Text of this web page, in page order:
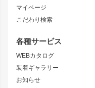
マイページ
こだわり検索
各種サービス
WEBカタログ
装着ギャラリー
お知らせ
ニッサン
S15 シルビア
S14 シルビア 後期
S13 シルビア
180SX
シルエイティ
リアウイング
ジムニーパーツ
ホイール